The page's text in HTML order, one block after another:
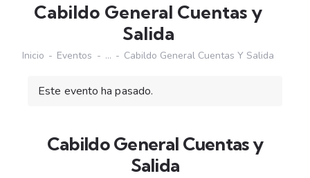
Cabildo General Cuentas y
Salida
Inicio Eventos ... Cabildo General Cuentas Y Salida
Este evento ha pasado.
Cabildo General Cuentas y
Salida